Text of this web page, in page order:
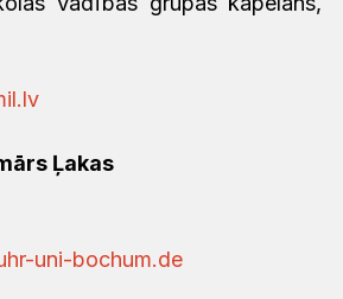
Ļakas
uni-bochum.de